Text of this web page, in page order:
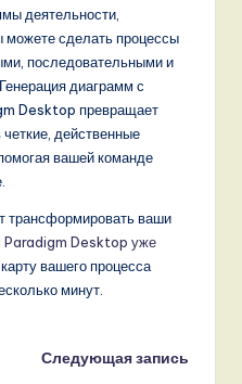
деятельности,
сделать процессы
последовательными и
диаграмм с
Desktop превращает
действенные
вашей команде
трансформировать ваши
Paradigm Desktop уже
вашего процесса
минут.
Следующая запись